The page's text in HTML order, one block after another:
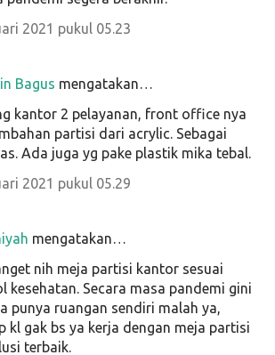
2021 pukul 05.23
Bagus mengatakan…
kantor 2 pelayanan, front office nya
partisi dari acrylic. Sebagai
Ada juga yg pake plastik mika tebal.
2021 pukul 05.29
mengatakan…
nih meja partisi kantor sesuai
kesehatan. Secara masa pandemi gini
punya ruangan sendiri malah ya,
kl gak bs ya kerja dengan meja partisi
terbaik.